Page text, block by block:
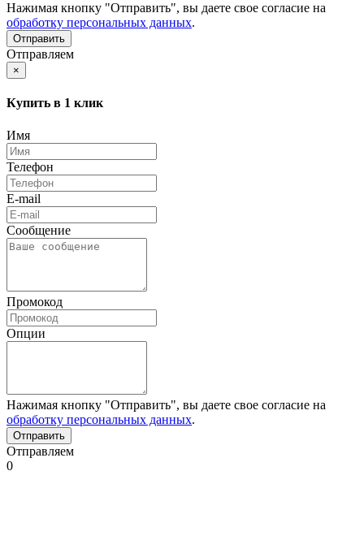
Нажимая кнопку "Отправить", вы даете свое согласие на
обработку персональных данных.
Отправляем
×
Купить в 1 клик
Имя
Телефон
E-mail
Сообщение
Промокод
Опции
Нажимая кнопку "Отправить", вы даете свое согласие на
обработку персональных данных.
Отправляем
0